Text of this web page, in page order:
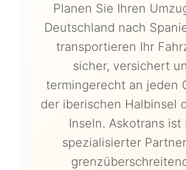
Planen Sie Ihren
Deutschland nach
transportieren Ihr
sicher, versichert
termingerecht an jeden
der iberischen Halbinsel
Inseln. Askotrans ist
spezialisierter